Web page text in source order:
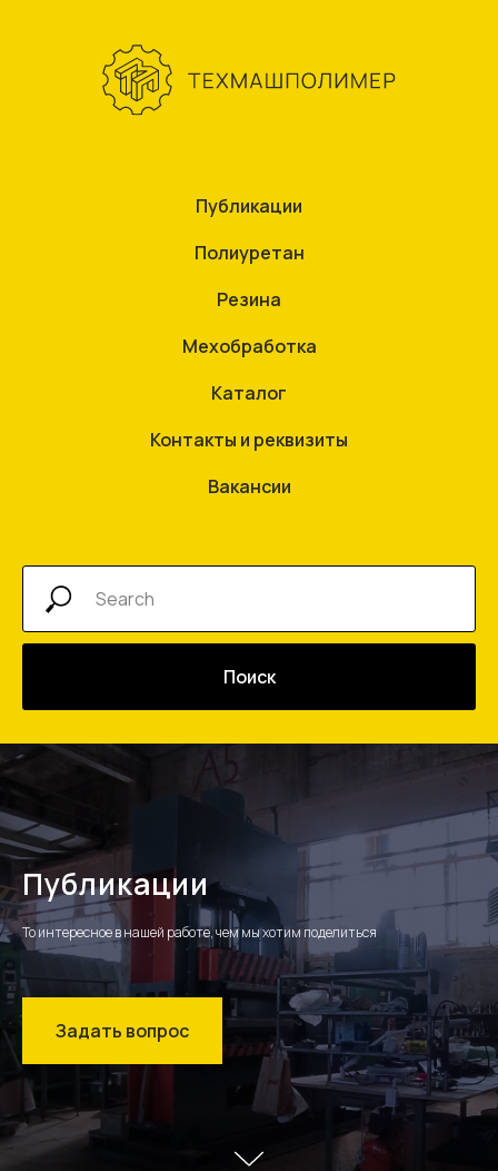
Публикации
Полиуретан
Резина
Мехобработка
Каталог
Контакты и реквизиты
Вакансии
Поиск
Публикации
То интересное в нашей работе, чем мы хотим поделиться
Задать вопрос